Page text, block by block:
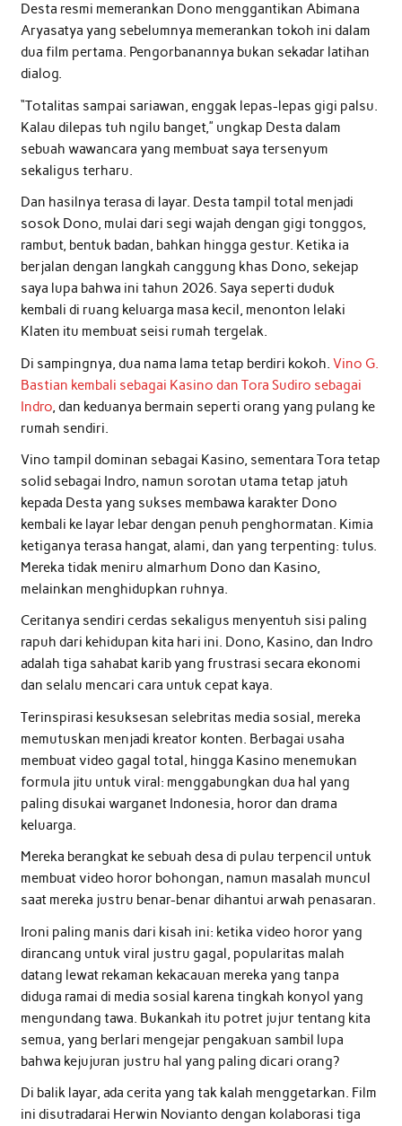
Desta resmi memerankan Dono menggantikan Abimana
Aryasatya yang sebelumnya memerankan tokoh ini dalam
dua film pertama. Pengorbanannya bukan sekadar latihan
dialog.
“Totalitas sampai sariawan, enggak lepas-lepas gigi palsu.
Kalau dilepas tuh ngilu banget,” ungkap Desta dalam
sebuah wawancara yang membuat saya tersenyum
sekaligus terharu.
Dan hasilnya terasa di layar. Desta tampil total menjadi
sosok Dono, mulai dari segi wajah dengan gigi tonggos,
rambut, bentuk badan, bahkan hingga gestur. Ketika ia
berjalan dengan langkah canggung khas Dono, sekejap
saya lupa bahwa ini tahun 2026. Saya seperti duduk
kembali di ruang keluarga masa kecil, menonton lelaki
Klaten itu membuat seisi rumah tergelak.
Di sampingnya, dua nama lama tetap berdiri kokoh. Vino G.
Bastian kembali sebagai Kasino dan Tora Sudiro sebagai
Indro, dan keduanya bermain seperti orang yang pulang ke
rumah sendiri.
Vino tampil dominan sebagai Kasino, sementara Tora tetap
solid sebagai Indro, namun sorotan utama tetap jatuh
kepada Desta yang sukses membawa karakter Dono
kembali ke layar lebar dengan penuh penghormatan. Kimia
ketiganya terasa hangat, alami, dan yang terpenting: tulus.
Mereka tidak meniru almarhum Dono dan Kasino,
melainkan menghidupkan ruhnya.
Ceritanya sendiri cerdas sekaligus menyentuh sisi paling
rapuh dari kehidupan kita hari ini. Dono, Kasino, dan Indro
adalah tiga sahabat karib yang frustrasi secara ekonomi
dan selalu mencari cara untuk cepat kaya.
Terinspirasi kesuksesan selebritas media sosial, mereka
memutuskan menjadi kreator konten. Berbagai usaha
membuat video gagal total, hingga Kasino menemukan
formula jitu untuk viral: menggabungkan dua hal yang
paling disukai warganet Indonesia, horor dan drama
keluarga.
Mereka berangkat ke sebuah desa di pulau terpencil untuk
membuat video horor bohongan, namun masalah muncul
saat mereka justru benar-benar dihantui arwah penasaran.
Ironi paling manis dari kisah ini: ketika video horor yang
dirancang untuk viral justru gagal, popularitas malah
datang lewat rekaman kekacauan mereka yang tanpa
diduga ramai di media sosial karena tingkah konyol yang
mengundang tawa. Bukankah itu potret jujur tentang kita
semua, yang berlari mengejar pengakuan sambil lupa
bahwa kejujuran justru hal yang paling dicari orang?
Di balik layar, ada cerita yang tak kalah menggetarkan. Film
ini disutradarai Herwin Novianto dengan kolaborasi tiga